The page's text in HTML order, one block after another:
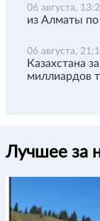
06 августа,
из Алматы
06 августа,
Казахстана
миллиардов
Лучшее за